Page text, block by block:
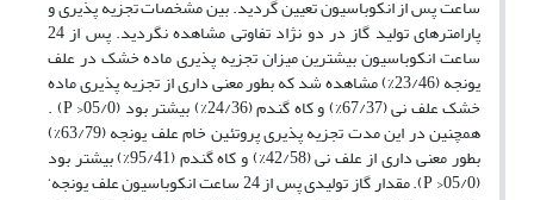
ساعت پس از انکوباسیون تعیین گردید. بین مشخصات تجزیه پذیری و
پارامترهای تولید گاز در دو نژاد تفاوتی مشاهده نگردید. پس از 24
ساعت انکوباسیون بیشترین میزان تجزیه پذیری ماده خشک در علف
یونجه (23/46%) مشاهده شد که بطور معنی داری از تجزیه پذیری ماده
خشک علف نی (67/37%) و کاه گندم (24/36%) بیشتر بود (05/0< P) .
همچنین در این مدت تجزیه پذیری پروتئین خام علف یونجه (63/79%)
بطور معنی داری از علف نی (42/58%) و کاه گندم (95/41%) بیشتر بود
(05/0< P). مقدار گاز تولیدی پس از 24 ساعت انکوباسیون علف یونجه‘